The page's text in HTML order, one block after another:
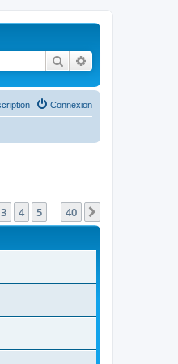
Rechercher
Connexion
40
3 4 5 40